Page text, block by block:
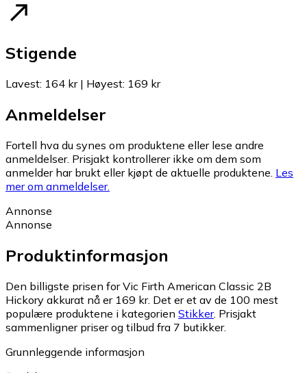
Stigende
Lavest: 164 kr| Høyest: 169 kr
Anmeldelser
Fortell hva du synes om produktene eller lese andre
anmeldelser. Prisjakt kontrollerer ikke om dem som
anmelder har brukt eller kjøpt de aktuelle produktene. Les
mer om anmeldelser.
Annonse
Annonse
Produktinformasjon
Den billigste prisen for Vic Firth American Classic 2B
Hickory akkurat nå er 169 kr. Det er et av de 100 mest
populære produktene i kategorien Stikker. Prisjakt
sammenligner priser og tilbud fra 7 butikker.
Grunnleggende informasjon